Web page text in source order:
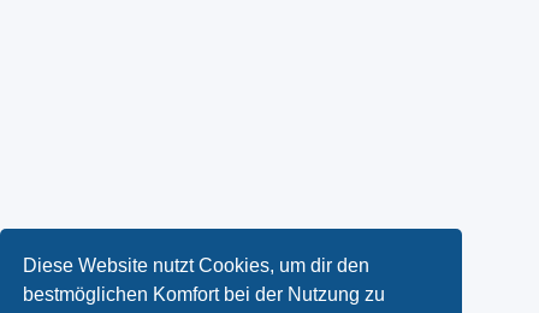
Diese Website nutzt Cookies, um dir den
bestmöglichen Komfort bei der Nutzung zu